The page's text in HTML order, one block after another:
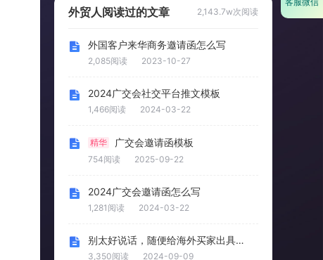
外贸人阅读过的文章 2,143.7w次阅读
外国客户来华商务邀请函怎么写
2,085阅读 2023-10-27
2024广交会社交平台推文模板
1,466阅读 2024-03-22
精华 广交会邀请函模板
754阅读 2025-09-22
2024广交会邀请函怎么写
1,281阅读 2024-03-22
别太好说话，随便给海外买家出具邀请函，可能会被罚被拘
3,350阅读 2024-09-09